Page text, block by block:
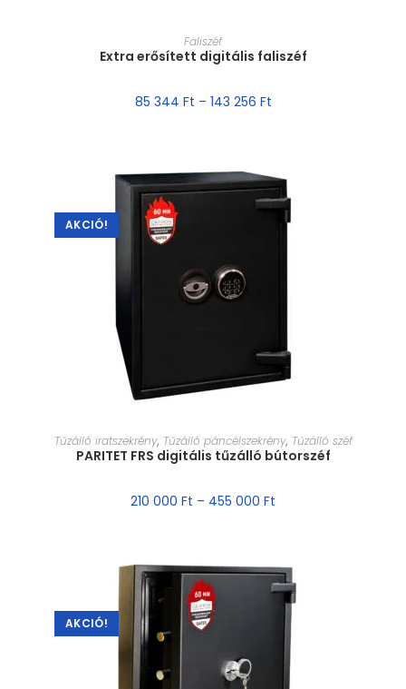
MÉRET VÁLASZTÁSA
Faliszéf
Extra erősített digitális faliszéf
85 344 Ft – 143 256 Ft
AKCIÓ!
MÉRET VÁLASZTÁSA
Tűzálló iratszekrény, Tűzálló páncélszekrény, Tűzálló széf
PARITET FRS digitális tűzálló bútorszéf
210 000 Ft – 455 000 Ft
AKCIÓ!